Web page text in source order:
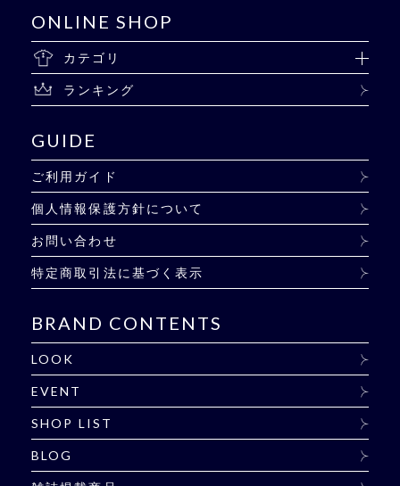
ONLINE SHOP
カテゴリ
ランキング
GUIDE
ご利用ガイド
個人情報保護方針について
お問い合わせ
特定商取引法に基づく表示
BRAND CONTENTS
LOOK
EVENT
SHOP LIST
BLOG